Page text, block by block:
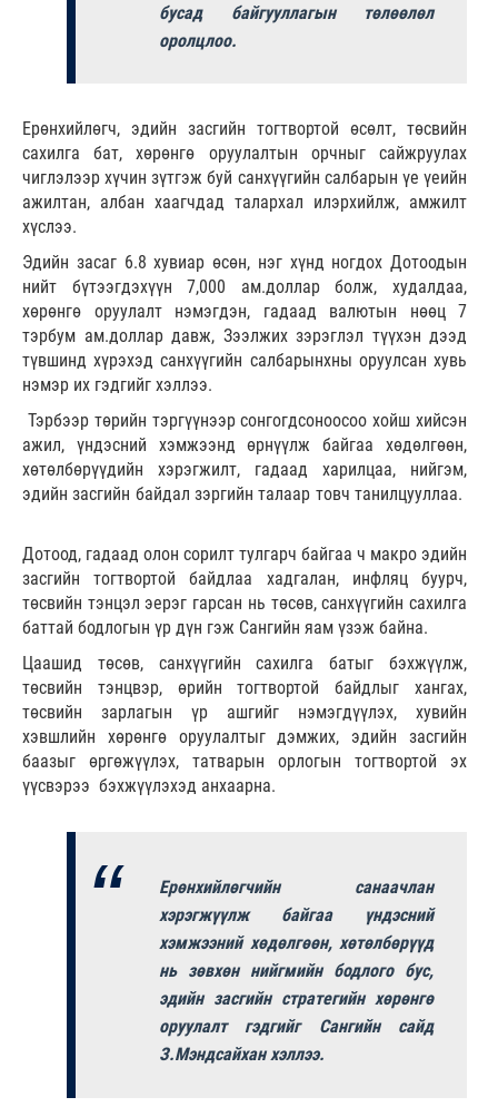
бусад байгууллагын төлөөлөл
оролцлоо.
Ерөнхийлөгч, эдийн засгийн тогтвортой өсөлт, төсвийн
сахилга бат, хөрөнгө оруулалтын орчныг сайжруулах
чиглэлээр хүчин зүтгэж буй санхүүгийн салбарын үе үеийн
ажилтан, албан хаагчдад талархал илэрхийлж, амжилт
хүслээ.
Эдийн засаг 6.8 хувиар өсөн, нэг хүнд ногдох Дотоодын
нийт бүтээгдэхүүн 7,000 ам.доллар болж, худалдаа,
хөрөнгө оруулалт нэмэгдэн, гадаад валютын нөөц 7
тэрбум ам.доллар давж, Зээлжих зэрэглэл түүхэн дээд
түвшинд хүрэхэд санхүүгийн салбарынхны оруулсан хувь
нэмэр их гэдгийг хэллээ.
Тэрбээр төрийн тэргүүнээр сонгогдсоноосоо хойш хийсэн
ажил, үндэсний хэмжээнд өрнүүлж байгаа хөдөлгөөн,
хөтөлбөрүүдийн хэрэгжилт, гадаад харилцаа, нийгэм,
эдийн засгийн байдал зэргийн талаар товч танилцууллаа.
Дотоод, гадаад олон сорилт тулгарч байгаа ч макро эдийн
засгийн тогтвортой байдлаа хадгалан, инфляц буурч,
төсвийн тэнцэл эерэг гарсан нь төсөв, санхүүгийн сахилга
баттай бодлогын үр дүн гэж Сангийн яам үзэж байна.
Цаашид төсөв, санхүүгийн сахилга батыг бэхжүүлж,
төсвийн тэнцвэр, өрийн тогтвортой байдлыг хангах,
төсвийн зарлагын үр ашгийг нэмэгдүүлэх, хувийн
хэвшлийн хөрөнгө оруулалтыг дэмжих, эдийн засгийн
баазыг өргөжүүлэх, татварын орлогын тогтвортой эх
үүсвэрээ бэхжүүлэхэд анхаарна.
Ерөнхийлөгчийн санаачлан
хэрэгжүүлж байгаа үндэсний
хэмжээний хөдөлгөөн, хөтөлбөрүүд
нь зөвхөн нийгмийн бодлого бус,
эдийн засгийн стратегийн хөрөнгө
оруулалт гэдгийг Сангийн сайд
З.Мэндсайхан хэллээ.